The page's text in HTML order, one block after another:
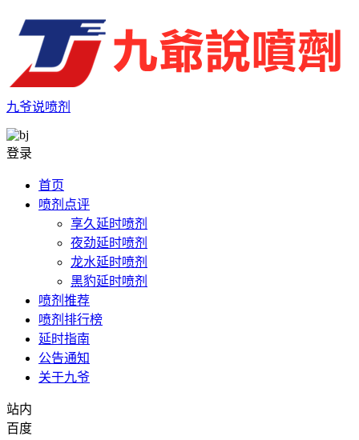
九爷说喷剂
登录
首页
喷剂点评
享久延时喷剂
夜劲延时喷剂
龙水延时喷剂
黑豹延时喷剂
喷剂推荐
喷剂排行榜
延时指南
公告通知
关于九爷
站内
百度